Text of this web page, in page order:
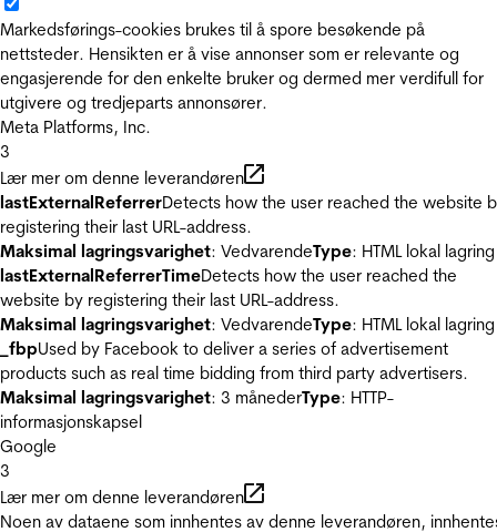
Markedsførings-cookies brukes til å spore besøkende på
nettsteder. Hensikten er å vise annonser som er relevante og
engasjerende for den enkelte bruker og dermed mer verdifull for
utgivere og tredjeparts annonsører.
Meta Platforms, Inc.
3
Lær mer om denne leverandøren
lastExternalReferrerDetects how the user reached the website
registering their last URL-address.
Maksimal lagringsvarighet: VedvarendeType: HTML lokal lagring
lastExternalReferrerTimeDetects how the user reached the
website by registering their last URL-address.
Maksimal lagringsvarighet: VedvarendeType: HTML lokal lagring
_fbpUsed by Facebook to deliver a series of advertisement
products such as real time bidding from third party advertisers.
Maksimal lagringsvarighet: 3 månederType: HTTP-
informasjonskapsel
Google
3
Lær mer om denne leverandøren
Noen av dataene som innhentes av denne leverandøren,